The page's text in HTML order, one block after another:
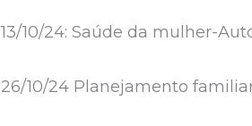
13/10/24: Saúde da mulher-
26/10/24 Planejamento